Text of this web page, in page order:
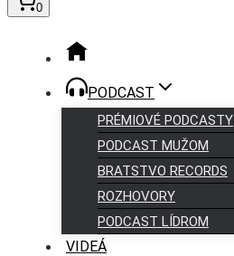
0
PODCAST
PRÉMIOVÉ PODCASTY
PODCAST MUŽOM
BRATSTVO RECORDS
ROZHOVORY
PODCAST LÍDROM
VIDEÁ